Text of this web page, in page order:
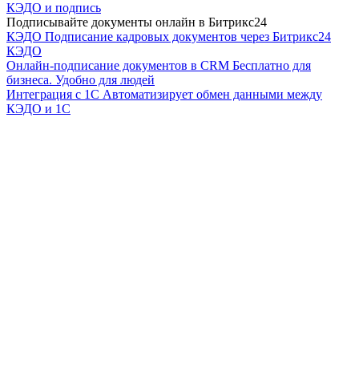
КЭДО и подпись
Подписывайте документы онлайн в Битрикс24
КЭДО Подписание кадровых документов через Битрикс24
КЭДО
Онлайн-подписание документов в CRM Бесплатно для
бизнеса. Удобно для людей
Интеграция с 1С Автоматизирует обмен данными между
КЭДО и 1С